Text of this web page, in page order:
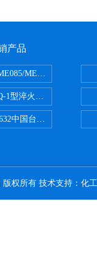
产品
ME150ME系列
1型淬火介质冷却性能测
中国台湾益和
权所有 技术支持： 化